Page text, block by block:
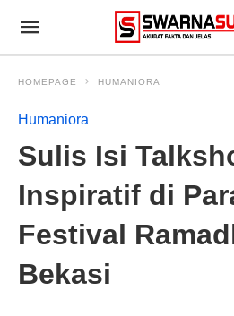
HOMEPAGE HUMANIORA
Humaniora
Sulis Isi
Inspiratif di
Festival
Bekasi